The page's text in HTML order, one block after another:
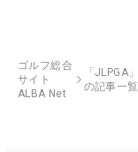
ゴルフ総合
サイト
ALBA Net
「JLPGA」
の記事一覧